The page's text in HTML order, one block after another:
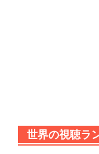
世界の視聴ラ